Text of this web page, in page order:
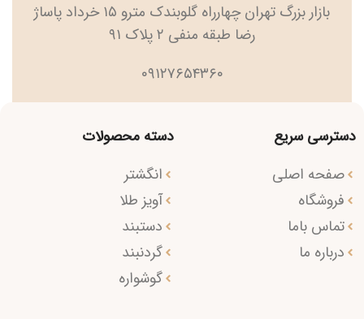
بازار بزرگ تهران چهارراه گلوبندک مترو ۱۵ خرداد پاساژ
رضا طبقه منفی ۲ پلاک ۹۱
۰۹۱۲۷۶۵۴۳۶۰
دسترسی سریع
صفحه اصلی
فروشگاه
تماس باما
درباره ما
دسته محصولات
انگشتر
آویز طلا
دستبند
گردنبند
گوشواره